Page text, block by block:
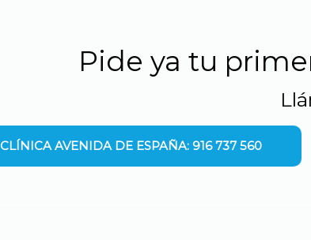
Pide ya tu
CLÍNICA AVENIDA DE ESPAÑA: 916 737 560